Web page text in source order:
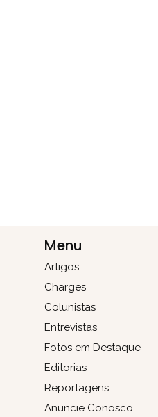
Menu
Artigos
Charges
Colunistas
Entrevistas
Fotos em Destaque
Editorias
Reportagens
Anuncie Conosco